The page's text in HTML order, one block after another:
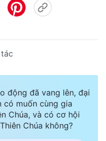
động đã vang lên, đại
có muốn cùng gia
Chúa, và có cơ hội
Chúa không?